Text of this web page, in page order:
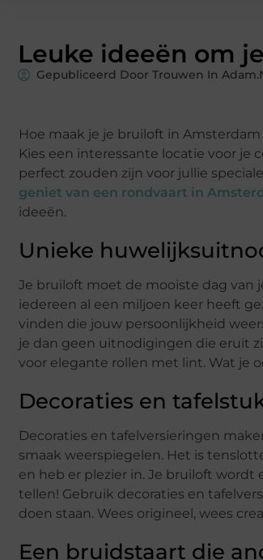
Leuke ideeën om
Gepubliceerd Door Trouwen In
Hoe maak je je bruiloft in
Kies een interessante locatie voor je
perfect zouden zijn voor jullie
geniet van een rondvaart in
ideeën.
Unieke
Je bruiloft moet de mooiste dag van
iedereen al een miljoen keer heeft
vinden die jouw persoonlijkheid
je dan geen uitnodigingen die eruit
voor elegante rollen met lint. Wat je
Decoraties en
Decoraties en tafelversieringen
smaak weerspiegelen. Het is
en heb er plezier in. Je bruiloft
tellen! Gebruik decoraties en
doen staan. Wees origineel, wees
Een bruidstaart die